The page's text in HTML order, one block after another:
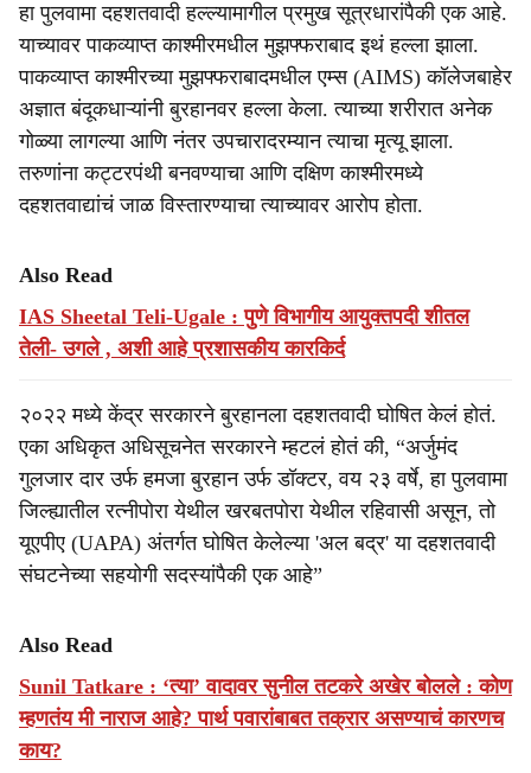
हा पुलवामा दहशतवादी हल्ल्यामागील प्रमुख सूत्रधारांपैकी एक आहे.
याच्यावर पाकव्याप्त काश्मीरमधील मुझफ्फराबाद इथं हल्ला झाला.
पाकव्याप्त काश्मीरच्या मुझफ्फराबादमधील एम्स (AIMS) कॉलेजबाहेर
अज्ञात बंदूकधाऱ्यांनी बुरहानवर हल्ला केला. त्याच्या शरीरात अनेक
गोळ्या लागल्या आणि नंतर उपचारादरम्यान त्याचा मृत्यू झाला.
तरुणांना कट्टरपंथी बनवण्याचा आणि दक्षिण काश्मीरमध्ये
दहशतवाद्यांचं जाळ विस्तारण्याचा त्याच्यावर आरोप होता.
Also Read
IAS Sheetal Teli-Ugale : पुणे विभागीय आयुक्तपदी शीतल
तेली- उगले , अशी आहे प्रशासकीय कारकिर्द
२०२२ मध्ये केंद्र सरकारने बुरहानला दहशतवादी घोषित केलं होतं.
एका अधिकृत अधिसूचनेत सरकारने म्हटलं होतं की, “अर्जुमंद
गुलजार दार उर्फ ​​हमजा बुरहान उर्फ ​​डॉक्टर, वय २३ वर्षे, हा पुलवामा
जिल्ह्यातील रत्नीपोरा येथील खरबतपोरा येथील रहिवासी असून, तो
यूएपीए (UAPA) अंतर्गत घोषित केलेल्या 'अल बद्र' या दहशतवादी
संघटनेच्या सहयोगी सदस्यांपैकी एक आहे”
Also Read
Sunil Tatkare : ‘त्या’ वादावर सुनील तटकरे अखेर बोलले : कोण
म्हणतंय मी नाराज आहे? पार्थ पवारांबाबत तक्रार असण्याचं कारणच
काय?